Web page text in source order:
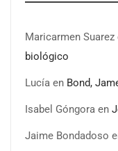
COSITAL valora
colaboración para
ayuntamientos
Maricarmen Suarez
biológico
Lucía en Bond,
Isabel Góngora en
Jaime Bondadoso